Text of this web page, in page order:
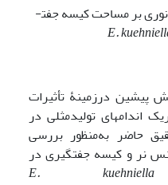
نمودار 2- تأثیر دوره­های مختلف نوری بر مساحت کیسه جفت­
E.
پیشین درزمینۀ تأثیرات
اندام­های تولیدمثلی در
حاضر به‌منظور بررسی
نر و کیسه جفت­گیری در
E. kuehniella